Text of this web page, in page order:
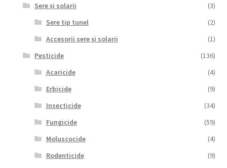
Sere și solarii
(3)
Sere tip tunel
(2)
Accesorii sere și solarii
(1)
Pesticide
(136)
Acaricide
(4)
Erbicide
(9)
Insecticide
(34)
Fungicide
(59)
Moluscocide
(4)
Rodenticide
(9)